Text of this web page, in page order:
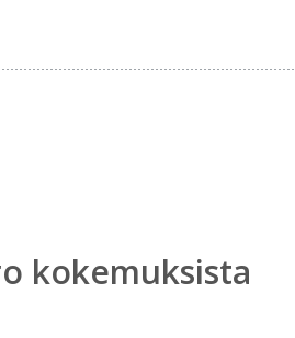
kokemuksista